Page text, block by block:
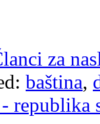
za
baština,
republika